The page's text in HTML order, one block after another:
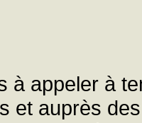
à appeler à
et auprès